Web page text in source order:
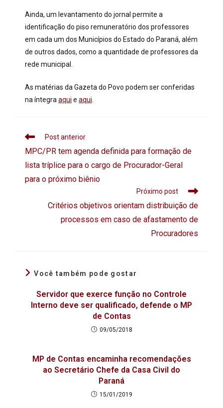
Ainda, um levantamento do jornal permite a
identificação do piso remuneratório dos professores
em cada um dos Municípios do Estado do Paraná, além
de outros dados, como a quantidade de professores da
rede municipal.
As matérias da Gazeta do Povo podem ser conferidas
na íntegra aqui e aqui
Post anterior
MPC/PR tem agenda definida para formação de
lista tríplice para o cargo de Procurador-Geral
para o próximo biênio
Próximo post
Critérios objetivos orientam distribuição de
processos em caso de afastamento de
Procuradores
Você também pode gostar
Servidor que exerce função no Controle
Interno deve ser qualificado, defende o MP
de Contas
09/05/2018
MP de Contas encaminha recomendações
ao Secretário Chefe da Casa Civil do
Paraná
15/01/2019